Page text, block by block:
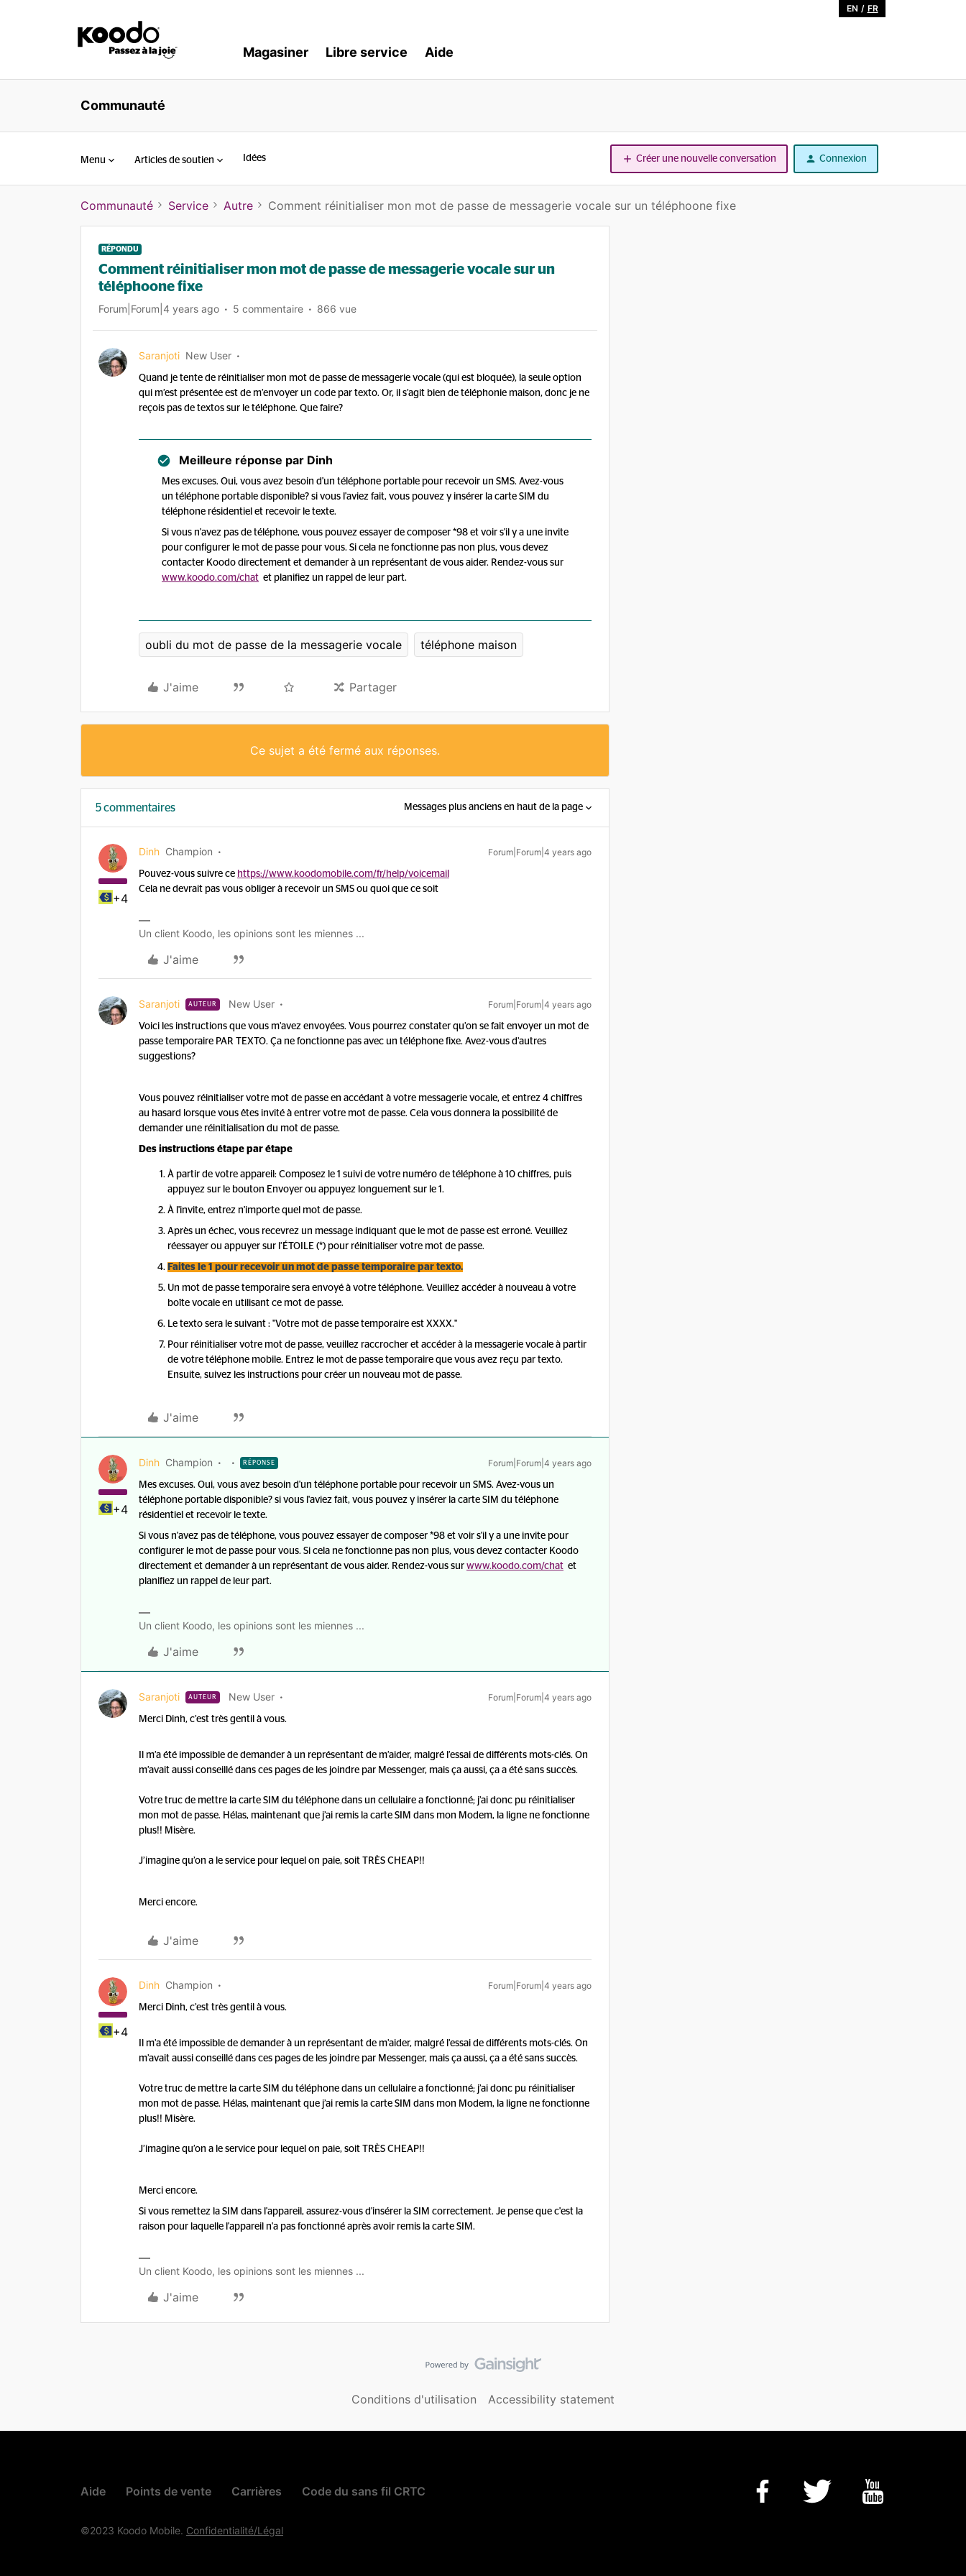
EN / FR
Magasiner Libre service Aide
Communauté
Menu Articles de soutien Idées Créer une nouvelle conversation Connexion
Communauté Service Autre Comment réinitialiser mon mot de passe de messagerie vocale sur un téléphoone fixe
RÉPONDU
Comment réinitialiser mon mot de passe de messagerie vocale sur un
téléphoone fixe
Forum|Forum|4 years ago 5 commentaire 866 vue
Saranjoti New User
Quand je tente de réinitialiser mon mot de passe de messagerie vocale (qui est bloquée), la seule option
qui m’est présentée est de m’envoyer un code par texto. Or, il s’agit bien de téléphonie maison, donc je ne
reçois pas de textos sur le téléphone. Que faire?
Meilleure réponse par Dinh
Mes excuses. Oui, vous avez besoin d'un téléphone portable pour recevoir un SMS. Avez-vous
un téléphone portable disponible? si vous l'aviez fait, vous pouvez y insérer la carte SIM du
téléphone résidentiel et recevoir le texte.
Si vous n'avez pas de téléphone, vous pouvez essayer de composer *98 et voir s'il y a une invite
pour configurer le mot de passe pour vous. Si cela ne fonctionne pas non plus, vous devez
contacter Koodo directement et demander à un représentant de vous aider. Rendez-vous sur
www.koodo.com/chat et planifiez un rappel de leur part.
oubli du mot de passe de la messagerie vocale téléphone maison
J'aime Partager
Ce sujet a été fermé aux réponses.
5 commentaires Messages plus anciens en haut de la page
+4
Dinh Champion Forum|Forum|4 years ago
Pouvez-vous suivre ce https://www.koodomobile.com/fr/help/voicemail
Cela ne devrait pas vous obliger à recevoir un SMS ou quoi que ce soit
Un client Koodo, les opinions sont les miennes ...
J'aime
Saranjoti AUTEUR New User Forum|Forum|4 years ago
Voici les instructions que vous m’avez envoyées. Vous pourrez constater qu’on se fait envoyer un mot de
passe temporaire PAR TEXTO. Ça ne fonctionne pas avec un téléphone fixe. Avez-vous d’autres
suggestions?
Vous pouvez réinitialiser votre mot de passe en accédant à votre messagerie vocale, et entrez 4 chiffres
au hasard lorsque vous êtes invité à entrer votre mot de passe. Cela vous donnera la possibilité de
demander une réinitialisation du mot de passe.
Des instructions étape par étape
À partir de votre appareil: Composez le 1 suivi de votre numéro de téléphone à 10 chiffres, puis
appuyez sur le bouton Envoyer ou appuyez longuement sur le 1.
À l'invite, entrez n'importe quel mot de passe.
Après un échec, vous recevrez un message indiquant que le mot de passe est erroné. Veuillez
réessayer ou appuyer sur l’ÉTOILE (*) pour réinitialiser votre mot de passe.
Faites le 1 pour recevoir un mot de passe temporaire par texto.
Un mot de passe temporaire sera envoyé à votre téléphone. Veuillez accéder à nouveau à votre
boîte vocale en utilisant ce mot de passe.
Le texto sera le suivant : "Votre mot de passe temporaire est XXXX."
Pour réinitialiser votre mot de passe, veuillez raccrocher et accéder à la messagerie vocale à partir
de votre téléphone mobile. Entrez le mot de passe temporaire que vous avez reçu par texto.
Ensuite, suivez les instructions pour créer un nouveau mot de passe.
J'aime
+4
Dinh Champion RÉPONSE Forum|Forum|4 years ago
Mes excuses. Oui, vous avez besoin d'un téléphone portable pour recevoir un SMS. Avez-vous un
téléphone portable disponible? si vous l'aviez fait, vous pouvez y insérer la carte SIM du téléphone
résidentiel et recevoir le texte.
Si vous n'avez pas de téléphone, vous pouvez essayer de composer *98 et voir s'il y a une invite pour
configurer le mot de passe pour vous. Si cela ne fonctionne pas non plus, vous devez contacter Koodo
directement et demander à un représentant de vous aider. Rendez-vous sur www.koodo.com/chat et
planifiez un rappel de leur part.
Un client Koodo, les opinions sont les miennes ...
J'aime
Saranjoti AUTEUR New User Forum|Forum|4 years ago
Merci Dinh, c’est très gentil à vous.
Il m’a été impossible de demander à un représentant de m’aider, malgré l’essai de différents mots-clés. On
m’avait aussi conseillé dans ces pages de les joindre par Messenger, mais ça aussi, ça a été sans succès.
Votre truc de mettre la carte SIM du téléphone dans un cellulaire a fonctionné; j’ai donc pu réinitialiser
mon mot de passe. Hélas, maintenant que j’ai remis la carte SIM dans mon Modem, la ligne ne fonctionne
plus!! Misère.
J’imagine qu’on a le service pour lequel on paie, soit TRÈS CHEAP!!
Merci encore.
J'aime
+4
Dinh Champion Forum|Forum|4 years ago
Merci Dinh, c’est très gentil à vous.
Il m’a été impossible de demander à un représentant de m’aider, malgré l’essai de différents mots-clés. On
m’avait aussi conseillé dans ces pages de les joindre par Messenger, mais ça aussi, ça a été sans succès.
Votre truc de mettre la carte SIM du téléphone dans un cellulaire a fonctionné; j’ai donc pu réinitialiser
mon mot de passe. Hélas, maintenant que j’ai remis la carte SIM dans mon Modem, la ligne ne fonctionne
plus!! Misère.
J’imagine qu’on a le service pour lequel on paie, soit TRÈS CHEAP!!
Merci encore.
Si vous remettez la SIM dans l'appareil, assurez-vous d'insérer la SIM correctement. Je pense que c'est la
raison pour laquelle l'appareil n'a pas fonctionné après avoir remis la carte SIM.
Un client Koodo, les opinions sont les miennes ...
J'aime
Conditions d'utilisation Accessibility statement
Aide Points de vente Carrières Code du sans fil CRTC
©2023 Koodo Mobile. Confidentialité/Légal